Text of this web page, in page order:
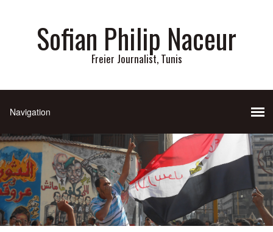
Sofian Philip Naceur
Freier Journalist, Tunis